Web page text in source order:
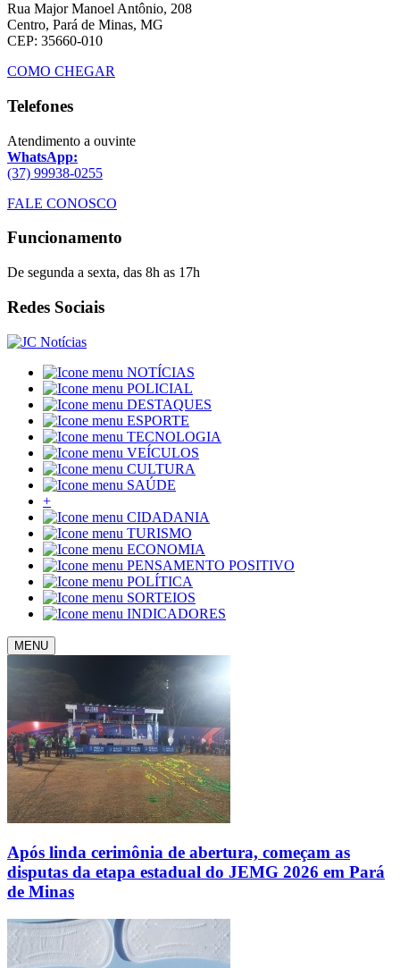
Rua Major Manoel Antônio, 208
Centro, Pará de Minas, MG
CEP: 35660-010
COMO CHEGAR
Telefones
Atendimento a ouvinte
WhatsApp:
(37) 99938-0255
FALE CONOSCO
Funcionamento
De segunda a sexta, das 8h as 17h
Redes Sociais
NOTÍCIAS
POLICIAL
DESTAQUES
ESPORTE
TECNOLOGIA
VEÍCULOS
CULTURA
SAÚDE
+
CIDADANIA
TURISMO
ECONOMIA
PENSAMENTO POSITIVO
POLÍTICA
SORTEIOS
INDICADORES
MENU
Após linda cerimônia de abertura, começam as
disputas da etapa estadual do JEMG 2026 em Pará
de Minas